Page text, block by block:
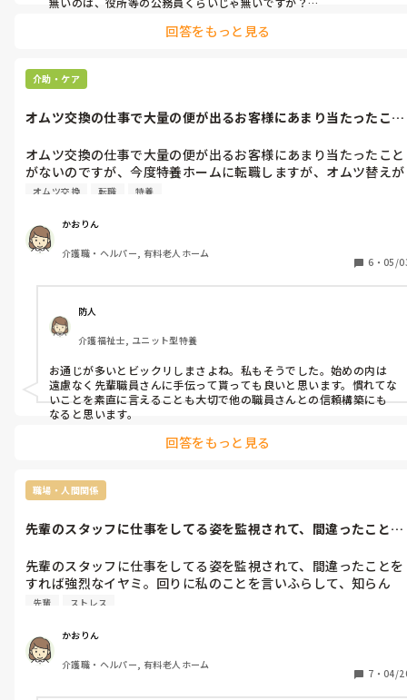
それに、仕事終わりに接待なんて当たり前、かわいいもんだと思い
回答をもっと見る
介助・ケア
オムツ交換の仕事で大量の便が出るお客様にあまり当たったこと
オムツ交換の仕事で大量の便が出るお客様にあまり当たったこと
がないのですが、今度特養ホームに転職しますが、オムツ替えが
上手にできないので大丈夫だろうかと悩んでいます。
オムツ交換 転職 特養
かおりん
介護職・ヘルパー, 有料老人ホーム
6 ・ 05/
防人
介護福祉士, ユニット型特養
お通じが多いとビックリしまさよね。私もそうでした。始めの内は
遠慮なく先輩職員さんに手伝って貰っても良いと思います。慣れてな
いことを素直に言えることも大切で他の職員さんとの信頼構築にも
なると思います。
回答をもっと見る
職場・人間関係
先輩のスタッフに仕事をしてる姿を監視されて、間違ったことを
先輩のスタッフに仕事をしてる姿を監視されて、間違ったことを
すれば強烈なイヤミ。回りに私のことを言いふらして、知らん
顔。こんな職員どこにでもいるのでしょうか？
先輩 ストレス
かおりん
介護職・ヘルパー, 有料老人ホーム
7 ・ 04/